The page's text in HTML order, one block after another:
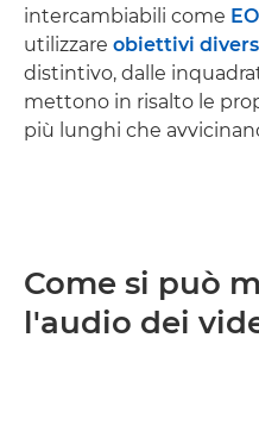
intercambiabili come
utilizzare obiettivi
distintivo, dalle
mettono in risalto le
più lunghi che
Come si può
l'audio dei